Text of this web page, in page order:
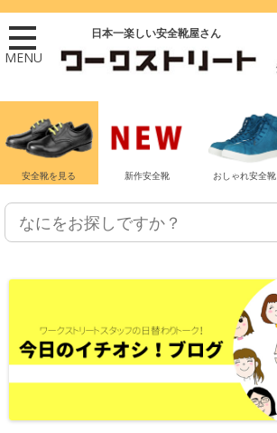
MENU
日本一楽しい安全靴屋さん
安全靴を見る 新作安全靴 おしゃれ安全靴